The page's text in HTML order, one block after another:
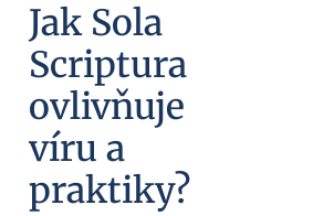
Jak Sola
Scriptura
ovlivňuje
víru a
praktiky?